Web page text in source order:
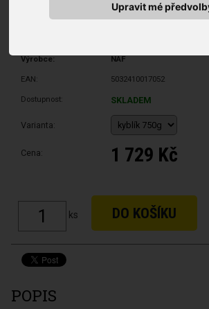
Upravit mé
Výrobce: NAF
EAN: 5032410017052
Dostupnost: SKLADEM
Varianta:
Cena: 1 729 Kč
ks
POPIS